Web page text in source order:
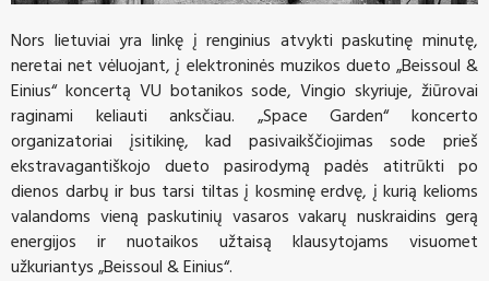
Nors lietuviai yra linkę į renginius atvykti paskutinę minutę,
neretai net vėluojant, į elektroninės muzikos dueto „Beissoul &
Einius“ koncertą VU botanikos sode, Vingio skyriuje, žiūrovai
raginami keliauti anksčiau. „Space Garden“ koncerto
organizatoriai įsitikinę, kad pasivaikščiojimas sode prieš
ekstravagantiškojo dueto pasirodymą padės atitrūkti po
dienos darbų ir bus tarsi tiltas į kosminę erdvę, į kurią kelioms
valandoms vieną paskutinių vasaros vakarų nuskraidins gerą
energijos ir nuotaikos užtaisą klausytojams visuomet
užkuriantys „Beissoul & Einius“.